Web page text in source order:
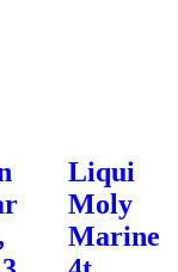
Liqui
Moly
Marine